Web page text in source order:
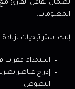
لضمان تفاعل القارئ
المعلومات.
إليك استراتيجيات لزيادة
استخدام فقرات قصيرة لا
إدراج عناصر
النصوص.